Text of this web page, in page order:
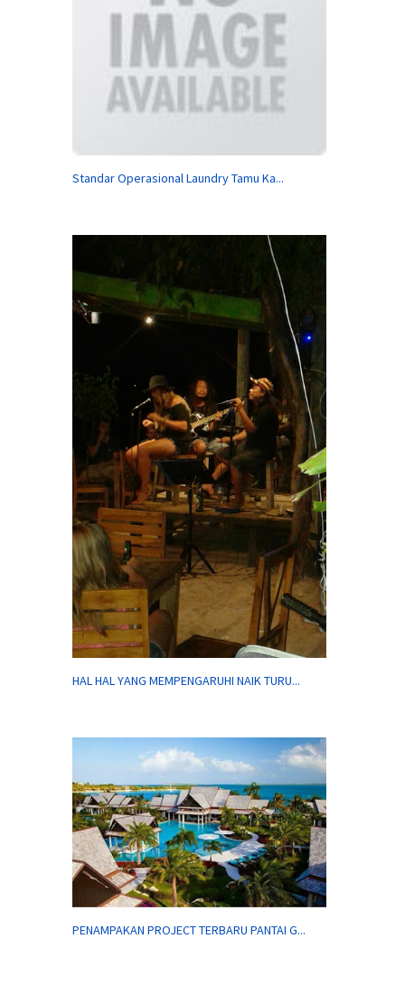
Standar Operasional Laundry Tamu Ka...
HAL HAL YANG MEMPENGARUHI NAIK TURU...
PENAMPAKAN PROJECT TERBARU PANTAI G...